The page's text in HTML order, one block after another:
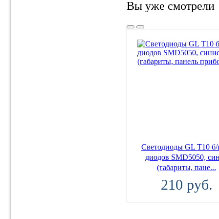
Вы уже смотрели
Светодиоды GL T10 б/
диодов SMD5050,
(габариты, пане...
210 руб.